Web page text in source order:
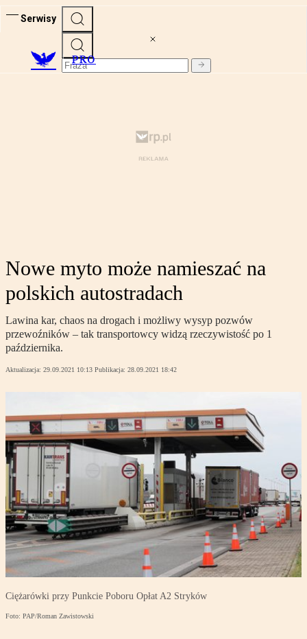
Serwisy
PRO
Nowe myto może namieszać na
polskich autostradach
Lawina kar, chaos na drogach i możliwy wysyp pozwów
przewoźników – tak transportowcy widzą rzeczywistość po 1
października.
Aktualizacja: 29.09.2021 10:13 Publikacja: 28.09.2021 18:42
Ciężarówki przy Punkcie Poboru Opłat A2 Stryków
Foto: PAP/Roman Zawistowski